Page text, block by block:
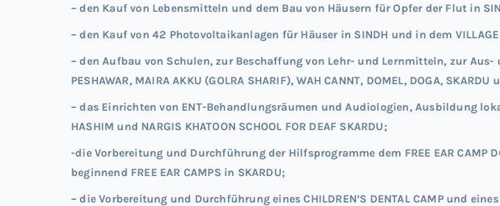
– den Kauf von Lebensmitteln und dem Bau von Häusern für Opfer der Flut in
– den Kauf von 42 Photovoltaikanlagen für Häuser in SINDH und in dem VILLAGE
– den Aufbau von Schulen, zur Beschaffung von Lehr- und Lernmitteln, zur
PESHAWAR, MAIRA AKKU (GOLRA SHARIF), WAH CANNT, DOMEL, DOGA, SKARDU
– das Einrichten von ENT-Behandlungsräumen und Audiologien, Ausbildung
HASHIM und NARGIS KHATOON SCHOOL FOR DEAF SKARDU;
-die Vorbereitung und Durchführung der Hilfsprogramme dem FREE EAR CAMP
beginnend FREE EAR CAMPS in SKARDU;
– die Vorbereitung und Durchführung eines CHILDREN’S DENTAL CAMP und eines